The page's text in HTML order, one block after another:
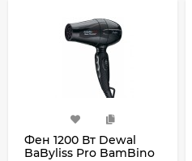
Фен 1200 Вт Dewal
BaByliss Pro BamBino